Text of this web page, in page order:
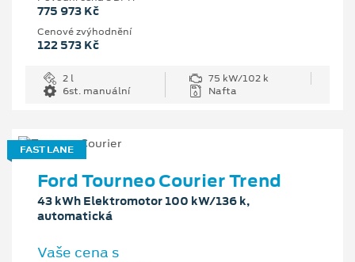
775 973 Kč
Cenové zvýhodnění
122 573 Kč
2 l
75 kW/102 k
6st. manuální
Nafta
FAST LANE
Ford Tourneo Courier Trend
43 kWh Elektromotor 100 kW/136 k,
automatická
Vaše cena s